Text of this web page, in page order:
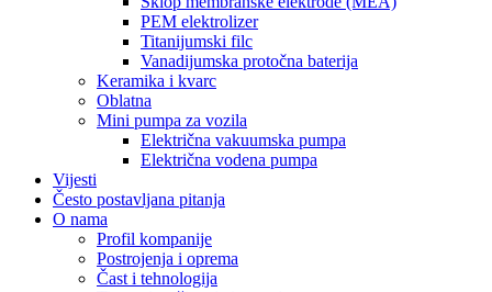
PEM elektrolizer
Titanijumski filc
Vanadijumska protočna baterija
Keramika i kvarc
Oblatna
Mini pumpa za vozila
Električna vakuumska pumpa
Električna vodena pumpa
Vijesti
Često postavljana pitanja
O nama
Profil kompanije
Postrojenja i oprema
Čast i tehnologija